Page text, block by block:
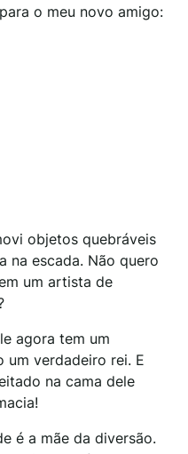
o meu novo amigo:
objetos quebráveis
na escada. Não quero
um artista de
agora tem um
um verdadeiro rei. E
na cama dele
é a mãe da diversão.